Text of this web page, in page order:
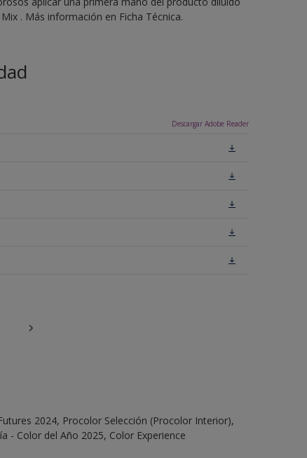
. Más información en Ficha Técnica.
Descargar Adobe Reader
2024, Procolor Selección (Procolor Interior),
- Color del Año 2025, Color Experience